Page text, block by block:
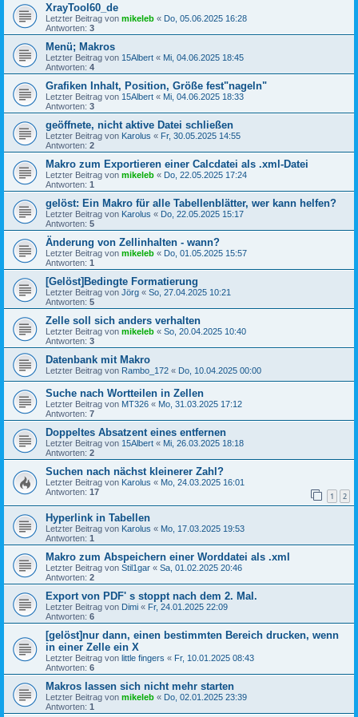
XrayTool60_de
Letzter Beitrag von mikeleb « Do, 05.06.2025 16:28
Antworten: 3
Menü; Makros
Letzter Beitrag von 15Albert « Mi, 04.06.2025 18:45
Antworten: 4
Grafiken Inhalt, Position, Größe fest"nageln"
Letzter Beitrag von 15Albert « Mi, 04.06.2025 18:33
Antworten: 3
geöffnete, nicht aktive Datei schließen
Letzter Beitrag von Karolus « Fr, 30.05.2025 14:55
Antworten: 2
Makro zum Exportieren einer Calcdatei als .xml-Datei
Letzter Beitrag von mikeleb « Do, 22.05.2025 17:24
Antworten: 1
gelöst: Ein Makro für alle Tabellenblätter, wer kann helfen?
Letzter Beitrag von Karolus « Do, 22.05.2025 15:17
Antworten: 5
Änderung von Zellinhalten - wann?
Letzter Beitrag von mikeleb « Do, 01.05.2025 15:57
Antworten: 1
[Gelöst]Bedingte Formatierung
Letzter Beitrag von Jörg « So, 27.04.2025 10:21
Antworten: 5
Zelle soll sich anders verhalten
Letzter Beitrag von mikeleb « So, 20.04.2025 10:40
Antworten: 3
Datenbank mit Makro
Letzter Beitrag von Rambo_172 « Do, 10.04.2025 00:00
Suche nach Wortteilen in Zellen
Letzter Beitrag von MT326 « Mo, 31.03.2025 17:12
Antworten: 7
Doppeltes Absatzent eines entfernen
Letzter Beitrag von 15Albert « Mi, 26.03.2025 18:18
Antworten: 2
Suchen nach nächst kleinerer Zahl?
Letzter Beitrag von Karolus « Mo, 24.03.2025 16:01
Antworten: 17 1 2
Hyperlink in Tabellen
Letzter Beitrag von Karolus « Mo, 17.03.2025 19:53
Antworten: 1
Makro zum Abspeichern einer Worddatei als .xml
Letzter Beitrag von Stil1gar « Sa, 01.02.2025 20:46
Antworten: 2
Export von PDF' s stoppt nach dem 2. Mal.
Letzter Beitrag von Dimi « Fr, 24.01.2025 22:09
Antworten: 6
[gelöst]nur dann, einen bestimmten Bereich drucken, wenn
in einer Zelle ein X
Letzter Beitrag von little fingers « Fr, 10.01.2025 08:43
Antworten: 6
Makros lassen sich nicht mehr starten
Letzter Beitrag von mikeleb « Do, 02.01.2025 23:39
Antworten: 1